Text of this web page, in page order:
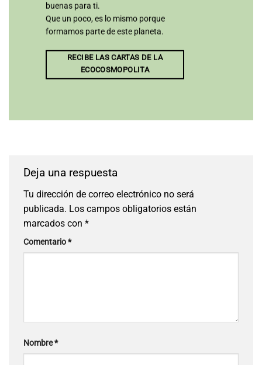
buenas para ti.
Que un poco, es lo mismo porque
formamos parte de este planeta.
RECIBE LAS CARTAS DE LA
ECOCOSMOPOLITA
Deja una respuesta
Tu dirección de correo electrónico no será
publicada. Los campos obligatorios están
marcados con *
Comentario*
Nombre*